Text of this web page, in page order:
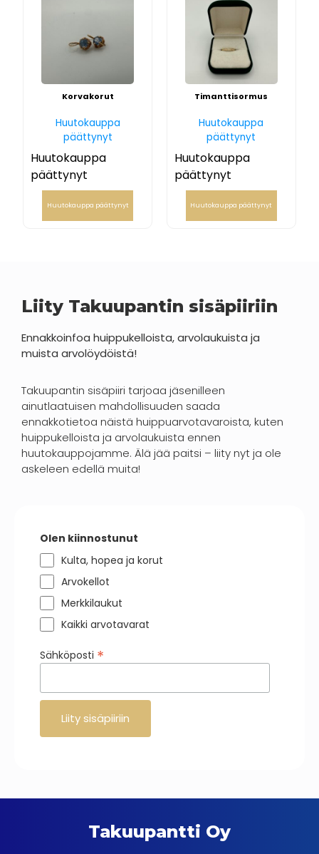
Korvakorut
Huutokauppa
päättynyt
Huutokauppa
päättynyt
Huutokauppa päättynyt
Timanttisormus
Huutokauppa
päättynyt
Huutokauppa
päättynyt
Huutokauppa päättynyt
Liity Takuupantin sisäpiiriin
Ennakkoinfoa huippukelloista, arvolaukuista ja
muista arvolöydöistä!
Takuupantin sisäpiiri tarjoaa jäsenilleen
ainutlaatuisen mahdollisuuden saada
ennakkotietoa näistä huippuarvotavaroista, kuten
huippukelloista ja arvolaukuista ennen
huutokauppojamme. Älä jää paitsi – liity nyt ja ole
askeleen edellä muita!
Olen kiinnostunut
Kulta, hopea ja korut
Arvokellot
Merkkilaukut
Kaikki arvotavarat
Sähköposti *
Takuupantti Oy